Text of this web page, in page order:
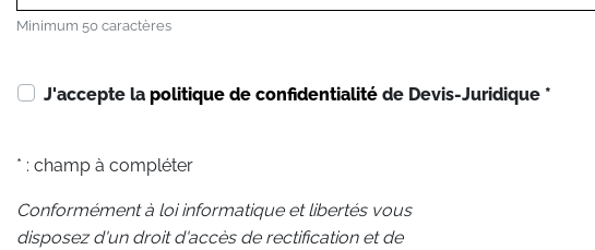
Minimum 50 caractères
J'accepte la politique de confidentialité de Devis-Juridique *
* : champ à compléter
Conformément à loi informatique et libertés vous
disposez d'un droit d'accès de rectification et de